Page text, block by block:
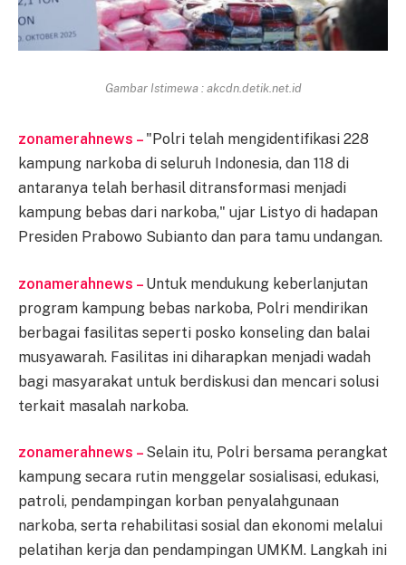
Gambar Istimewa : akcdn.detik.net.id
zonamerahnews – "Polri telah mengidentifikasi 228
kampung narkoba di seluruh Indonesia, dan 118 di
antaranya telah berhasil ditransformasi menjadi
kampung bebas dari narkoba," ujar Listyo di hadapan
Presiden Prabowo Subianto dan para tamu undangan.
zonamerahnews – Untuk mendukung keberlanjutan
program kampung bebas narkoba, Polri mendirikan
berbagai fasilitas seperti posko konseling dan balai
musyawarah. Fasilitas ini diharapkan menjadi wadah
bagi masyarakat untuk berdiskusi dan mencari solusi
terkait masalah narkoba.
zonamerahnews – Selain itu, Polri bersama perangkat
kampung secara rutin menggelar sosialisasi, edukasi,
patroli, pendampingan korban penyalahgunaan
narkoba, serta rehabilitasi sosial dan ekonomi melalui
pelatihan kerja dan pendampingan UMKM. Langkah ini